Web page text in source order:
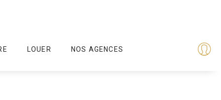
LOUER NOS AGENCES